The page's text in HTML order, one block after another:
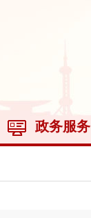
政务服务